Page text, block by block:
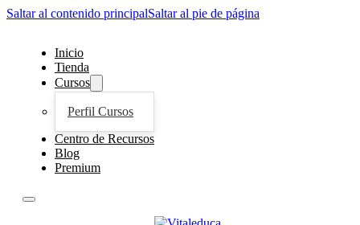
Saltar al contenido principalSaltar al pie de página
Inicio
Tienda
Cursos
Perfil Cursos
Centro de Recursos
Blog
Premium